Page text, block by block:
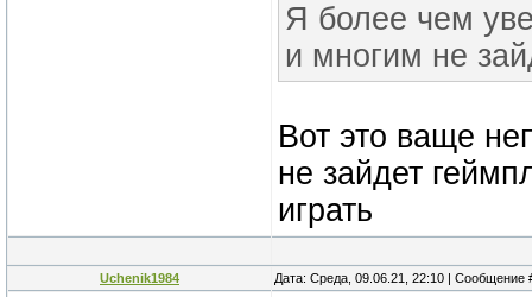
Я более чем
и многим не
Вот это ваще
не зайдет
играть
Uchenik1984 Дата: Среда, 09.06.21, 22:10 | Сообщение